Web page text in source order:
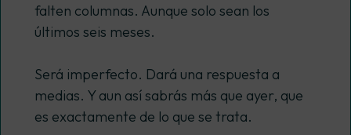
falten columnas. Aunque solo sean los
últimos seis meses.
Será imperfecto. Dará una respuesta a
medias. Y aun así sabrás más que ayer, que
es exactamente de lo que se trata.